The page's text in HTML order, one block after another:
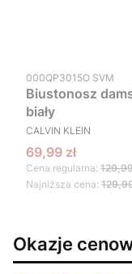
Kod produktu
000QP3015O SVM
Biustonosz
biały
PRODUCENT
CALVIN KLEIN
Cena promocyjna
69,99 zł
Cena regularna:
Najniższa cena:
Okazje